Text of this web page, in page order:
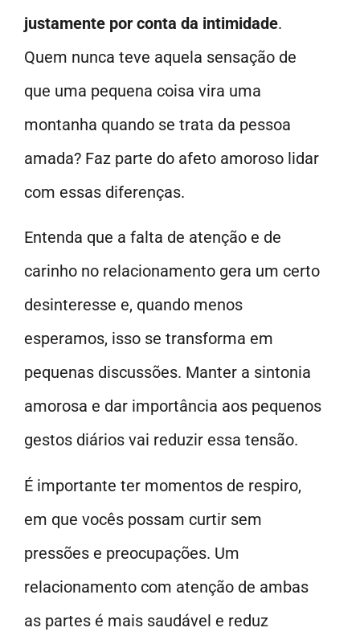
justamente por conta da intimidade.
Quem nunca teve aquela sensação de
que uma pequena coisa vira uma
montanha quando se trata da pessoa
amada? Faz parte do afeto amoroso lidar
com essas diferenças.
Entenda que a falta de atenção e de
carinho no relacionamento gera um certo
desinteresse e, quando menos
esperamos, isso se transforma em
pequenas discussões. Manter a sintonia
amorosa e dar importância aos pequenos
gestos diários vai reduzir essa tensão.
É importante ter momentos de respiro,
em que vocês possam curtir sem
pressões e preocupações. Um
relacionamento com atenção de ambas
as partes é mais saudável e reduz